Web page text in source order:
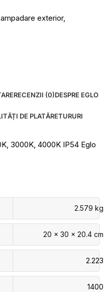
exterior,
RECENZII (0)DESPRE EGLO
DE PLATĂRETURURI
3000K, 4000K IP54 Eglo
2.579 kg
20 × 30 × 20.4 cm
2.223
1400